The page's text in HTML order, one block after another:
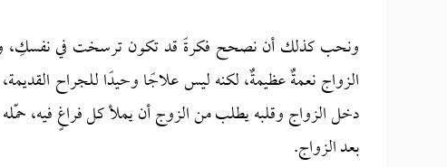
ونحب كذلك أن نصحح فكرةً قد تكون ترسخت في نفسكِ، وهي
الزواج نعمةٌ عظيمةٌ، لكنه ليس علاجًا وحيدًا للجراح
دخل الزواج وقلبه يطلب من الزوج أن يملأ كل فراغٍ فيه،
بعد الزواج.